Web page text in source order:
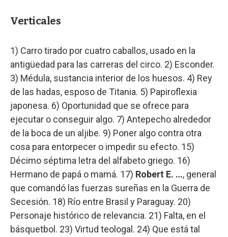
Verticales
1) Carro tirado por cuatro caballos, usado en la
antigüedad para las carreras del circo. 2) Esconder.
3) Médula, sustancia interior de los huesos. 4) Rey
de las hadas, esposo de Titania. 5) Papiroflexia
japonesa. 6) Oportunidad que se ofrece para
ejecutar o conseguir algo. 7) Antepecho alrededor
de la boca de un aljibe. 9) Poner algo contra otra
cosa para entorpecer o impedir su efecto. 15)
Décimo séptima letra del alfabeto griego. 16)
Hermano de papá o mamá. 17) Robert E. …, general
que comandó las fuerzas sureñas en la Guerra de
Secesión. 18) Río entre Brasil y Paraguay. 20)
Personaje histórico de relevancia. 21) Falta, en el
básquetbol. 23) Virtud teologal. 24) Que está tal